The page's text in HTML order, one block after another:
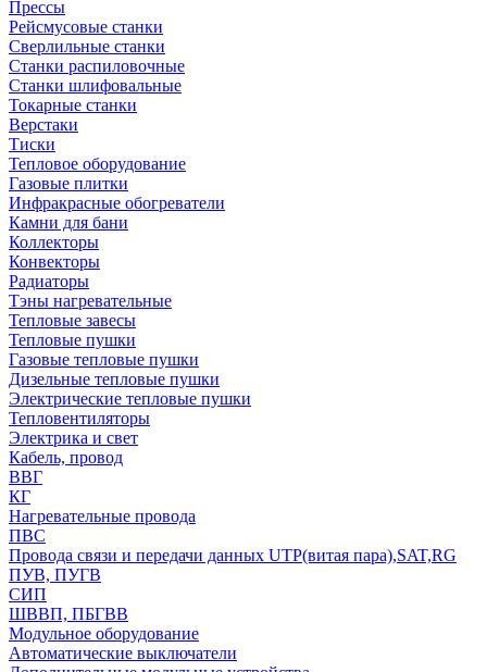
Прессы
Рейсмусовые станки
Сверлильные станки
Станки распиловочные
Станки шлифовальные
Токарные станки
Верстаки
Тиски
Тепловое оборудование
Газовые плитки
Инфракрасные обогреватели
Камни для бани
Коллекторы
Конвекторы
Радиаторы
Тэны нагревательные
Тепловые завесы
Тепловые пушки
Газовые тепловые пушки
Дизельные тепловые пушки
Электрические тепловые пушки
Тепловентиляторы
Электрика и свет
Кабель, провод
ВВГ
КГ
Нагревательные провода
ПВС
Провода связи и передачи данных UTP(витая пара),SAT,RG
ПУВ, ПУГВ
СИП
ШВВП, ПБГВВ
Модульное оборудование
Автоматические выключатели